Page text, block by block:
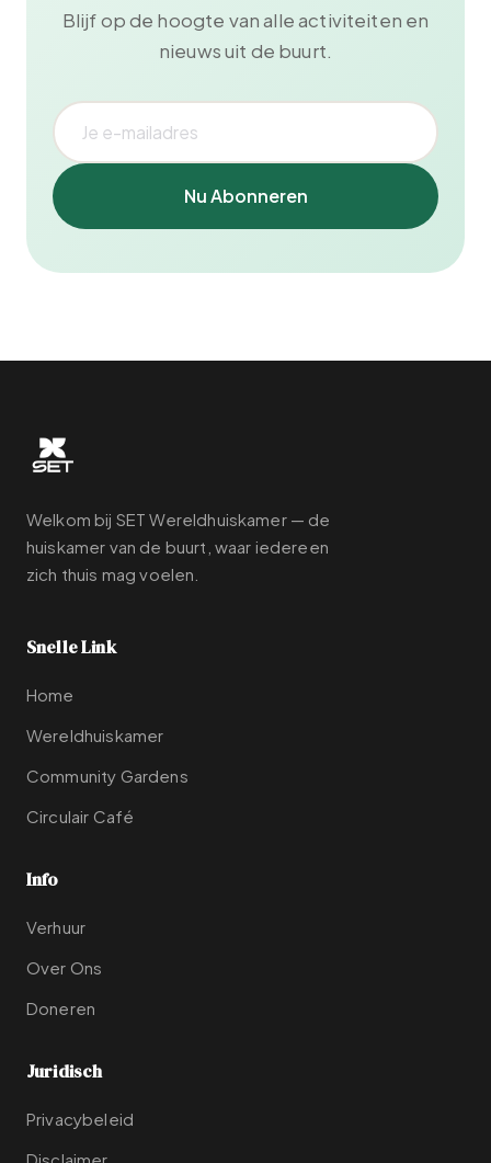
Blijf op de hoogte van alle activiteiten en
nieuws uit de buurt.
Nu Abonneren
Welkom bij SET Wereldhuiskamer — de
huiskamer van de buurt, waar iedereen
zich thuis mag voelen.
Snelle Link
Home
Wereldhuiskamer
Community Gardens
Circulair Café
Info
Verhuur
Over Ons
Doneren
Juridisch
Privacybeleid